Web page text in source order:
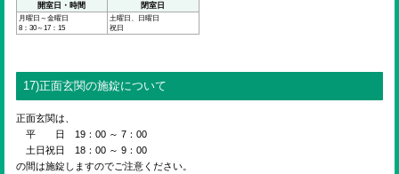
開室日・時間 閉室日
月曜日～金曜日
8：30～17：15
土曜日、日曜日
祝日
17)正面玄関の施錠について
正面玄関は、
平 日 19：00 ～ 7：00
土日祝日 18：00 ～ 9：00
の間は施錠しますのでご注意ください。